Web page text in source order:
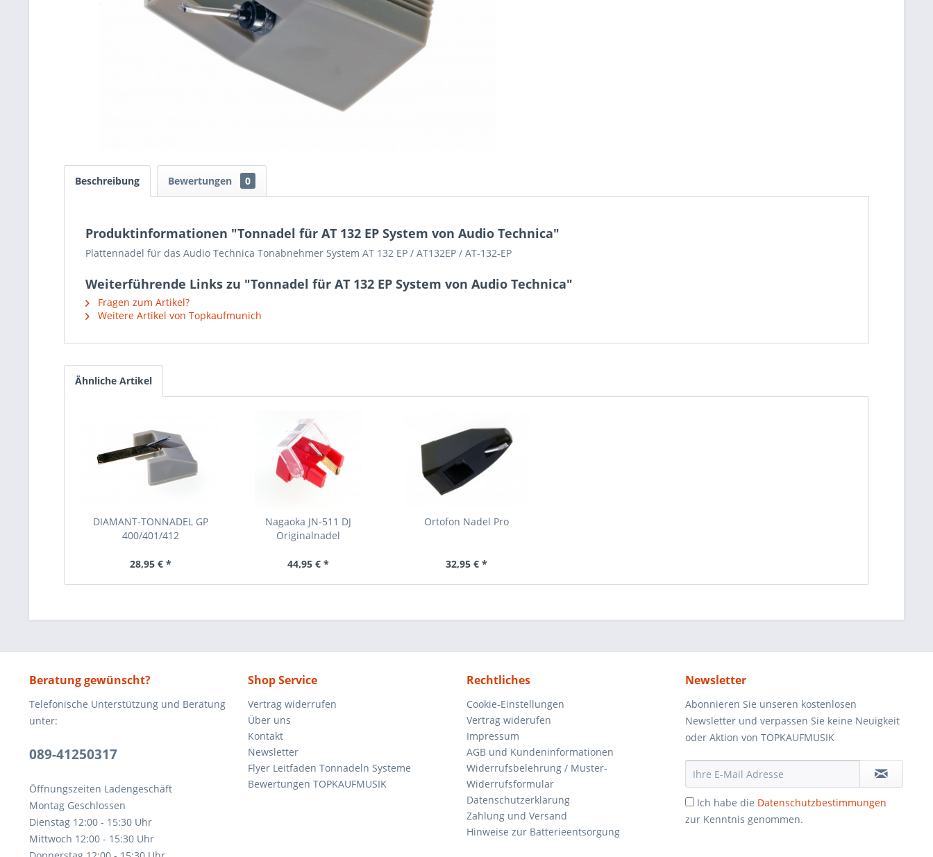
Beschreibung Bewertungen 0
Produktinformationen "Tonnadel für AT 132 EP System von Audio Technica"
Plattennadel für das Audio Technica Tonabnehmer System AT 132 EP / AT132EP / AT-132-EP
Weiterführende Links zu "Tonnadel für AT 132 EP System von Audio Technica"
Fragen zum Artikel?
Weitere Artikel von Topkaufmunich
Ähnliche Artikel
DIAMANT-TONNADEL GP
400/401/412
28,95 € *
Nagaoka JN-511 DJ
Originalnadel
44,95 € *
Ortofon Nadel Pro
32,95 € *
Beratung gewünscht?
Telefonische Unterstützung und Beratung
unter:
089-41250317
Öffnungszeiten Ladengeschäft
Montag Geschlossen
Dienstag 12:00 - 15:30 Uhr
Mittwoch 12:00 - 15:30 Uhr
Shop Service
Vertrag widerrufen
Über uns
Kontakt
Newsletter
Flyer Leitfaden Tonnadeln Systeme
Bewertungen TOPKAUFMUSIK
Rechtliches
Cookie-Einstellungen
Vertrag widerufen
Impressum
AGB und Kundeninformationen
Widerrufsbelehrung / Muster-
Widerrufsformular
Datenschutzerklärung
Zahlung und Versand
Hinweise zur Batterieentsorgung
Newsletter
Abonnieren Sie unseren kostenlosen
Newsletter und verpassen Sie keine Neuigkeit
oder Aktion von TOPKAUFMUSIK
Ich habe die Datenschutzbestimmungen
zur Kenntnis genommen.